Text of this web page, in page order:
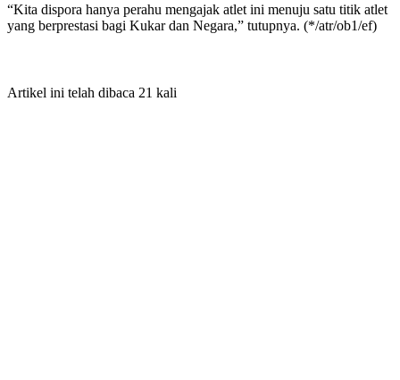
“Kita dispora hanya perahu mengajak atlet ini menuju satu titik atlet
yang berprestasi bagi Kukar dan Negara,” tutupnya. (*/atr/ob1/ef)
Artikel ini telah dibaca 21 kali